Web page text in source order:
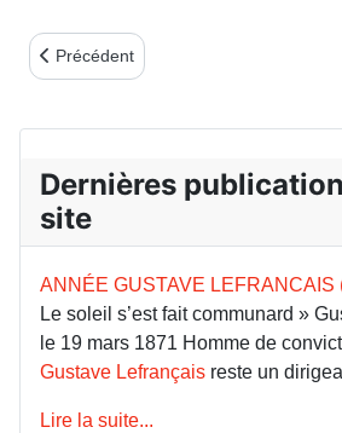
Article précédent : Notes de lecture 2e
Précédent
Dernières
site
ANNÉE GUSTAVE LEFRANCAIS
Le soleil s’est fait communard »
le 19 mars 1871 Homme de
Gustave Lefrançais reste un
Lire la suite...